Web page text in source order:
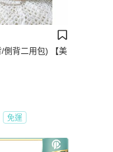
側背二用包) 【美
免運